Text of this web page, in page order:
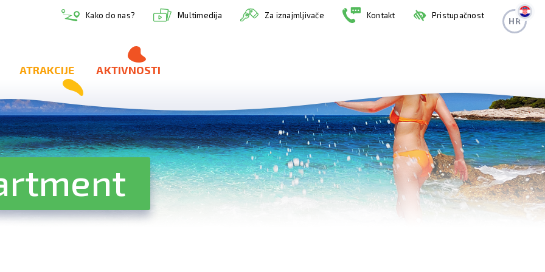
Kako do nas? Multimedija Za iznajmljivače Kontakt Pristupačnost
HR
ATRAKCIJE AKTIVNOSTI